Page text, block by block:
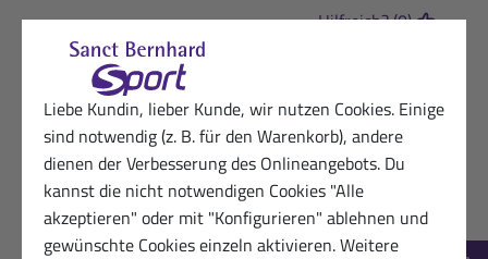
Liebe Kundin, lieber Kunde, wir nutzen Cookies. Einige
sind notwendig (z. B. für den Warenkorb), andere
dienen der Verbesserung des Onlineangebots. Du
kannst die nicht notwendigen Cookies "Alle
akzeptieren" oder mit "Konfigurieren" ablehnen und
gewünschte Cookies einzeln aktivieren. Weitere
VERIFIZIERT Hilfreich? (0)
Dankbarer Kunde von Sanct
Bernhard Sport
★★★★★
Viel kann ich noch nicht sagen , die
Lieferung war schnell
VERIFIZIERT Hilfreich? (0)